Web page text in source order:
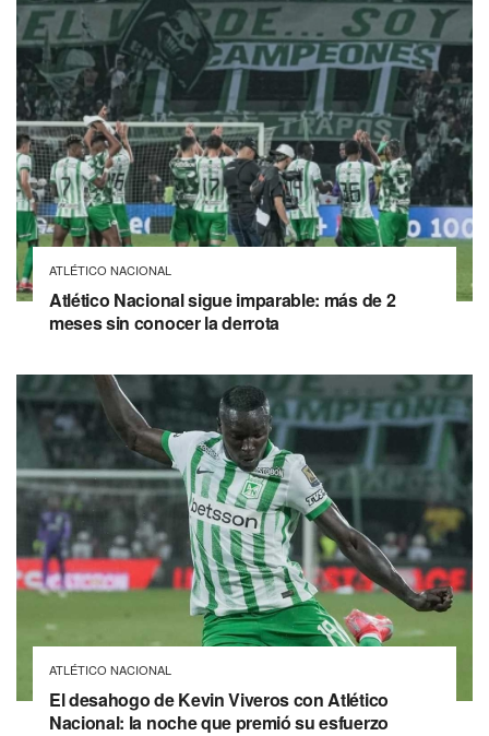
ATLÉTICO NACIONAL
Atlético Nacional sigue imparable: más de 2
meses sin conocer la derrota
ATLÉTICO NACIONAL
El desahogo de Kevin Viveros con Atlético
Nacional: la noche que premió su esfuerzo